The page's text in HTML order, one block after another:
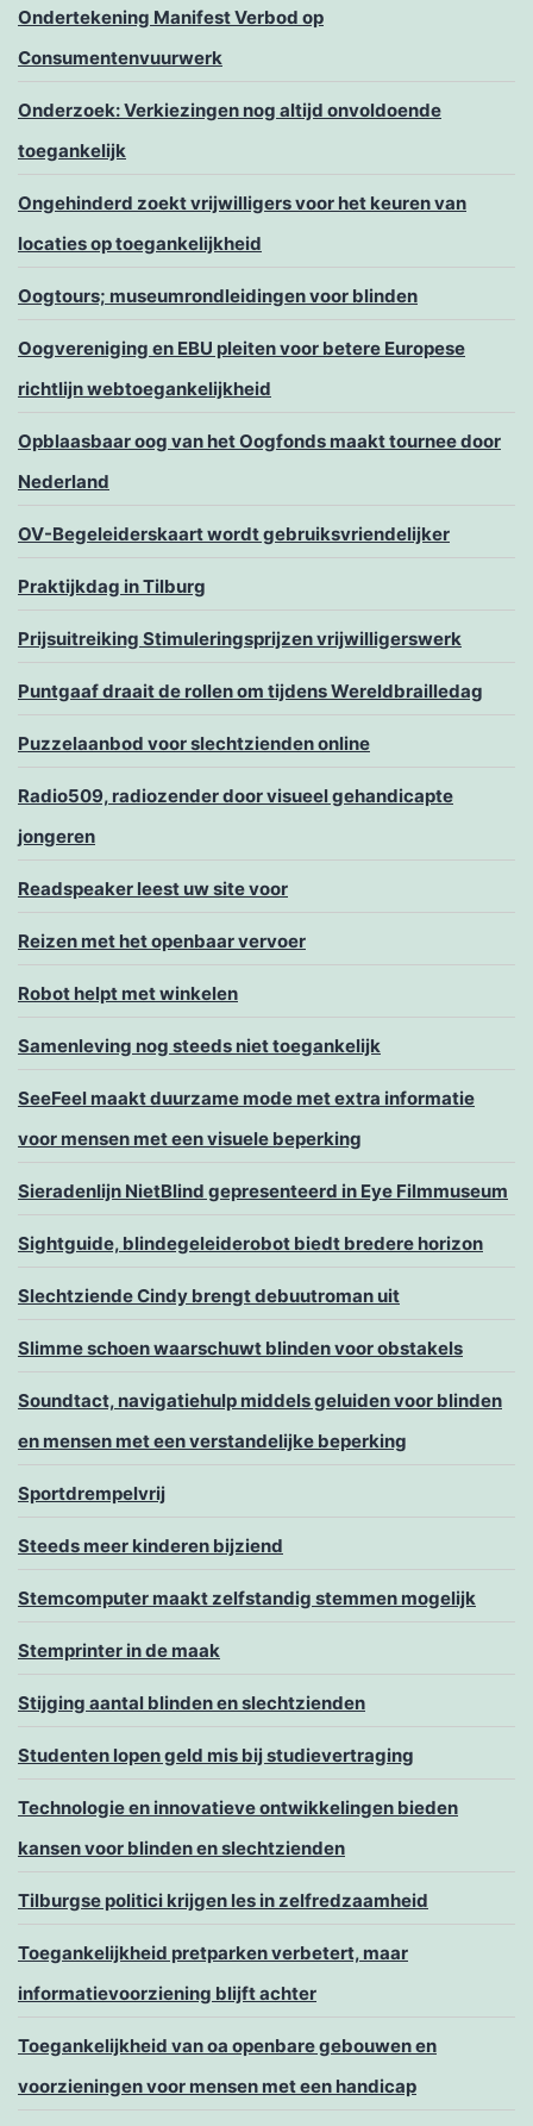
Ondertekening Manifest Verbod op
Consumentenvuurwerk
Onderzoek: Verkiezingen nog altijd onvoldoende
toegankelijk
Ongehinderd zoekt vrijwilligers voor het keuren van
locaties op toegankelijkheid
Oogtours; museumrondleidingen voor blinden
Oogvereniging en EBU pleiten voor betere Europese
richtlijn webtoegankelijkheid
Opblaasbaar oog van het Oogfonds maakt tournee door
Nederland
OV-Begeleiderskaart wordt gebruiksvriendelijker
Praktijkdag in Tilburg
Prijsuitreiking Stimuleringsprijzen vrijwilligerswerk
Puntgaaf draait de rollen om tijdens Wereldbrailledag
Puzzelaanbod voor slechtzienden online
Radio509, radiozender door visueel gehandicapte
jongeren
Readspeaker leest uw site voor
Reizen met het openbaar vervoer
Robot helpt met winkelen
Samenleving nog steeds niet toegankelijk
SeeFeel maakt duurzame mode met extra informatie
voor mensen met een visuele beperking
Sieradenlijn NietBlind gepresenteerd in Eye Filmmuseum
Sightguide, blindegeleiderobot biedt bredere horizon
Slechtziende Cindy brengt debuutroman uit
Slimme schoen waarschuwt blinden voor obstakels
Soundtact, navigatiehulp middels geluiden voor blinden
en mensen met een verstandelijke beperking
Sportdrempelvrij
Steeds meer kinderen bijziend
Stemcomputer maakt zelfstandig stemmen mogelijk
Stemprinter in de maak
Stijging aantal blinden en slechtzienden
Studenten lopen geld mis bij studievertraging
Technologie en innovatieve ontwikkelingen bieden
kansen voor blinden en slechtzienden
Tilburgse politici krijgen les in zelfredzaamheid
Toegankelijkheid pretparken verbetert, maar
informatievoorziening blijft achter
Toegankelijkheid van oa openbare gebouwen en
voorzieningen voor mensen met een handicap